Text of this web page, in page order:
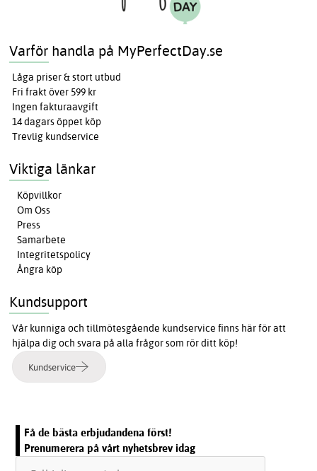
Varför handla på MyPerfectDay.se
Låga priser & stort utbud
Fri frakt över 599 kr
Ingen fakturaavgift
14 dagars öppet köp
Trevlig kundservice
Viktiga länkar
Köpvillkor
Om Oss
Press
Samarbete
Integritetspolicy
Ångra köp
Kundsupport
Vår kunniga och tillmötesgående kundservice finns här för att
hjälpa dig och svara på alla frågor som rör ditt köp!
Kundservice
Få de bästa erbjudandena först!
Prenumerera på vårt nyhetsbrev idag